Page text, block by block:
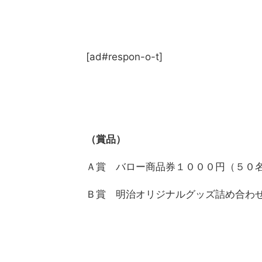
[ad#respon-o-t]
（賞品）
Ａ賞 バロー商品券１０００円（５０名
Ｂ賞 明治オリジナルグッズ詰め合わ